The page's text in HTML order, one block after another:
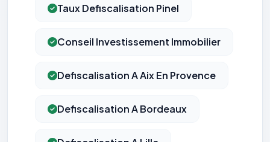
Taux Defiscalisation Pinel
Conseil Investissement Immobilier
Defiscalisation A Aix En Provence
Defiscalisation A Bordeaux